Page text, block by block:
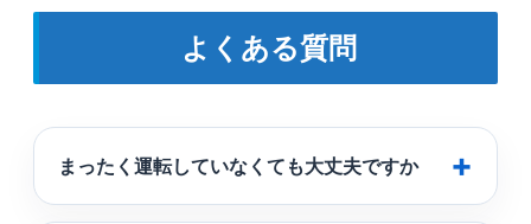
よくある質問
まったく運転していなくても大丈夫ですか